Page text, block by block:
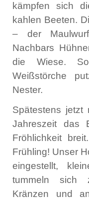
kämpfen sich
kahlen Beeten.
– der
Nachbars
die Wiese.
Weißstörche
Nester.
Spätestens jetzt
Jahreszeit das
Fröhlichkeit
Frühling! Unser
eingestellt,
tummeln sich
Kränzen und